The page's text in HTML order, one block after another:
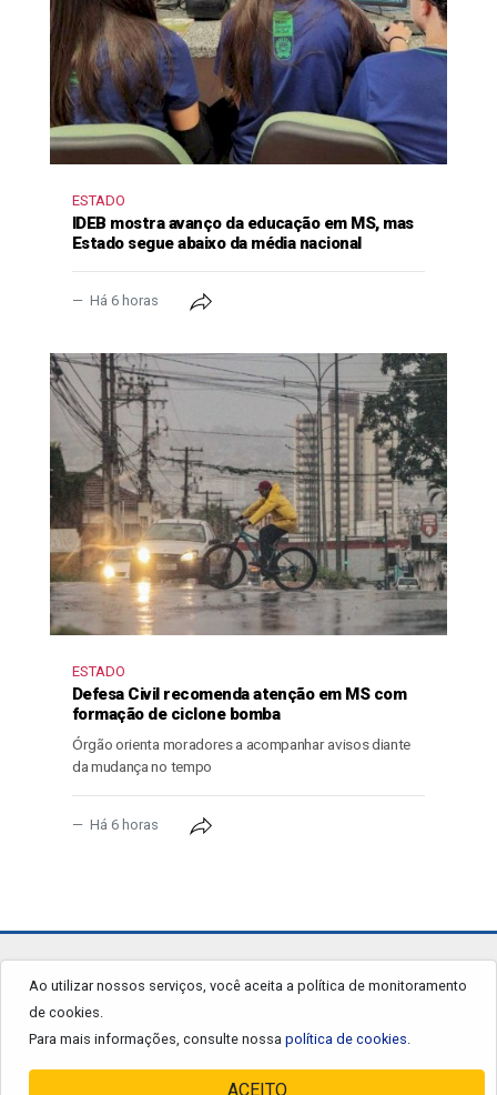
ESTADO
IDEB mostra avanço da educação em MS, mas
Estado segue abaixo da média nacional
Há 6 horas
ESTADO
Defesa Civil recomenda atenção em MS com
formação de ciclone bomba
Órgão orienta moradores a acompanhar avisos diante
da mudança no tempo
Há 6 horas
Ao utilizar nossos serviços, você aceita a política de monitoramento
de cookies.
Para mais informações, consulte nossa política de cookies.
ACEITO
jornalgrandourados.com.br